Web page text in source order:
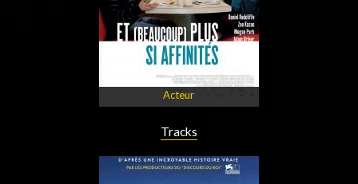
Acteur
Tracks